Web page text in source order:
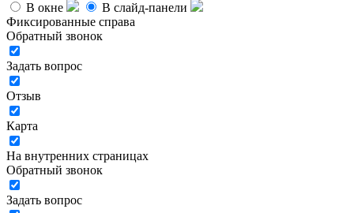
В окне
В слайд-панели
Фиксированные справа
Обратный звонок
Задать вопрос
Отзыв
Карта
На внутренних страницах
Обратный звонок
Задать вопрос